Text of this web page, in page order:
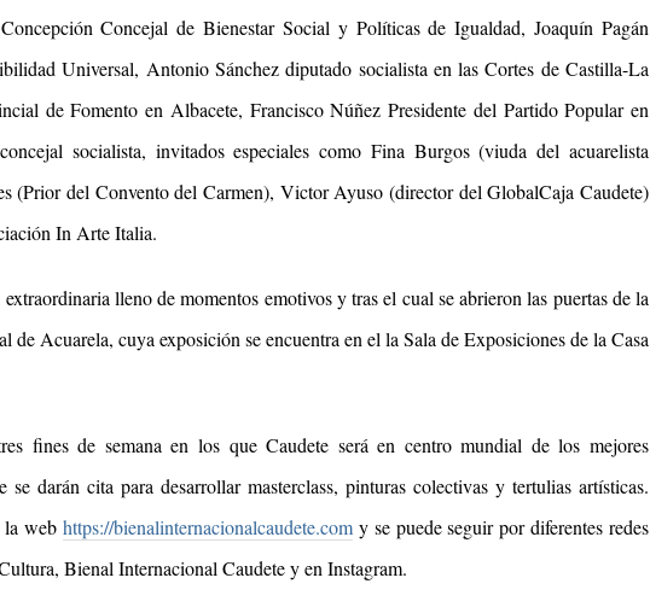
Concejal de Bienestar Social y Políticas de Igualdad, Joaquín Pagán
Universal, Antonio Sánchez diputado socialista en las Cortes de Castilla-La
de Fomento en Albacete, FranciscoNúñez Presidente del Partido Popular en
socialista, invitados especiales como Fina Burgos (viuda del acuarelista
(Prior del Convento del Carmen), Victor Ayuso (director del GlobalCaja Caudete)
In Arte Italia.
lleno de momentos emotivos y tras el cual se abrieron las puertas de la
Acuarela, cuya exposición se encuentra en el la Sala de Exposiciones de la Casa
fines de semana en los que Caudete será en centro mundial de los mejores
se darán cita para desarrollar masterclass, pinturas colectivas y tertulias artísticas.
la web https://bienalinternacionalcaudete.comy se puede seguir por diferentes redes
Bienal Internacional Caudete y en Instagram.